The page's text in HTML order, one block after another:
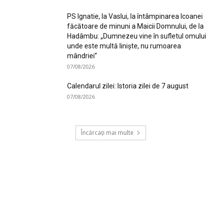
PS Ignatie, la Vaslui, la întâmpinarea Icoanei
făcătoare de minuni a Maicii Domnului, de la
Hadâmbu: „Dumnezeu vine în sufletul omului
unde este multă liniște, nu rumoarea
mândriei”
07/08/2026
Calendarul zilei: Istoria zilei de 7 august
07/08/2026
Încărcați mai multe